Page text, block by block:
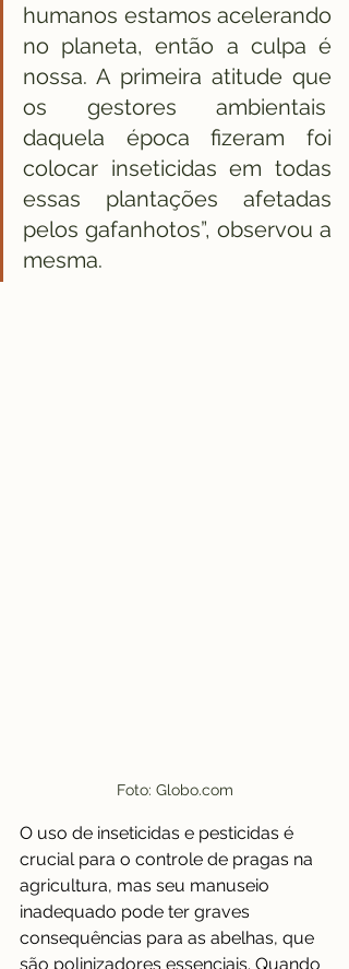
humanos estamos acelerando
no planeta, então a culpa é
nossa. A primeira atitude que
os gestores ambientais
daquela época fizeram foi
colocar inseticidas em todas
essas plantações afetadas
pelos gafanhotos”, observou a
mesma.
Foto: Globo.com
O uso de inseticidas e pesticidas é
crucial para o controle de pragas na
agricultura, mas seu manuseio
inadequado pode ter graves
consequências para as abelhas, que
são polinizadores essenciais. Quando